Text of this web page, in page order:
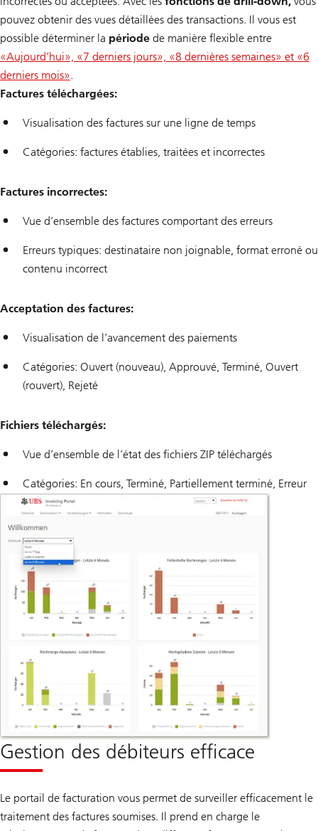
pouvez obtenir des vues détaillées des transactions. Il vous est
possible déterminer la période de manière flexible entre
«Aujourd’hui», «7 derniers jours», «8 dernières semaines» et «6
derniers mois».
Factures téléchargées:
Visualisation des factures sur une ligne de temps
Catégories: factures établies, traitées et incorrectes
Factures incorrectes:
Vue d’ensemble des factures comportant des erreurs
Erreurs typiques: destinataire non joignable, format erroné ou
contenu incorrect
Acceptation des factures:
Visualisation de l’avancement des paiements
Catégories: Ouvert (nouveau), Approuvé, Terminé, Ouvert
(rouvert), Rejeté
Fichiers téléchargés:
Vue d’ensemble de l’état des fichiers ZIP téléchargés
Catégories: En cours, Terminé, Partiellement terminé, Erreur
Gestion des débiteurs efficace
Le portail de facturation vous permet de surveiller efficacement le
traitement des factures soumises. Il prend en charge le